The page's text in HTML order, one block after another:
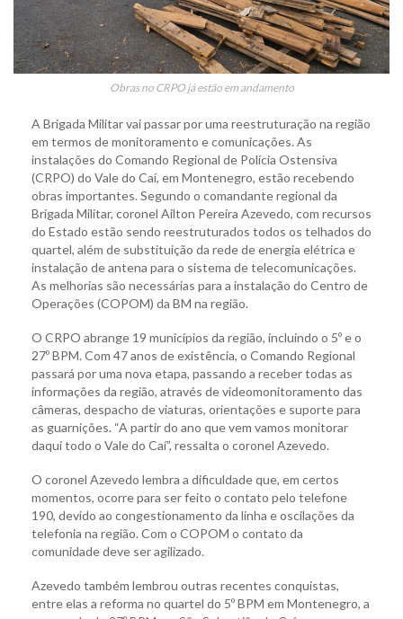
Obras no CRPO já estão em andamento
A Brigada Militar vai passar por uma reestruturação na região
em termos de monitoramento e comunicações. As
instalações do Comando Regional de Polícia Ostensiva
(CRPO) do Vale do Caí, em Montenegro, estão recebendo
obras importantes. Segundo o comandante regional da
Brigada Militar, coronel Ailton Pereira Azevedo, com recursos
do Estado estão sendo reestruturados todos os telhados do
quartel, além de substituição da rede de energia elétrica e
instalação de antena para o sistema de telecomunicações.
As melhorias são necessárias para a instalação do Centro de
Operações (COPOM) da BM na região.
O CRPO abrange 19 municípios da região, incluindo o 5º e o
27º BPM. Com 47 anos de existência, o Comando Regional
passará por uma nova etapa, passando a receber todas as
informações da região, através de videomonitoramento das
câmeras, despacho de viaturas, orientações e suporte para
as guarnições. “A partir do ano que vem vamos monitorar
daqui todo o Vale do Caí”, ressalta o coronel Azevedo.
O coronel Azevedo lembra a dificuldade que, em certos
momentos, ocorre para ser feito o contato pelo telefone
190, devido ao congestionamento da linha e oscilações da
telefonia na região. Com o COPOM o contato da
comunidade deve ser agilizado.
Azevedo também lembrou outras recentes conquistas,
entre elas a reforma no quartel do 5º BPM em Montenegro, a